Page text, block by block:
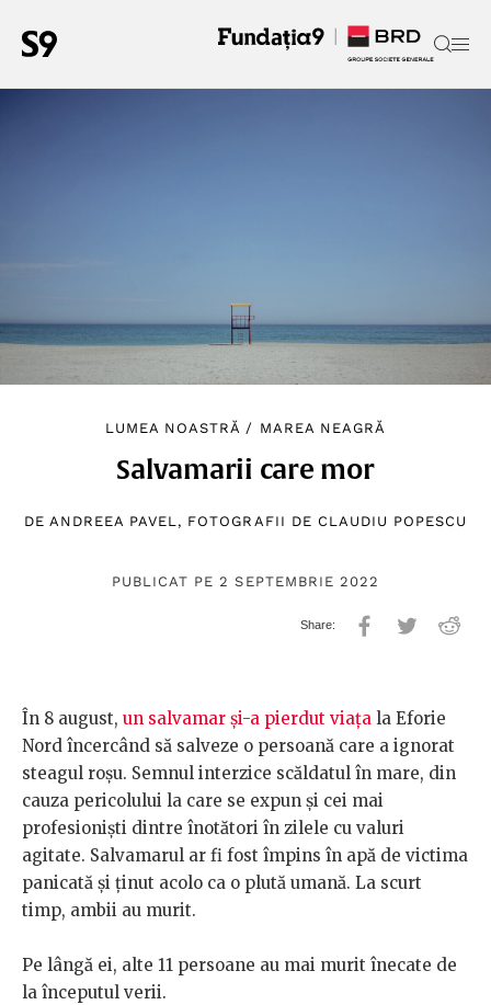
LUMEA NOASTRĂ / MAREA NEAGRĂ
Salvamarii care mor
DE ANDREEA PAVEL, FOTOGRAFII DE CLAUDIU POPESCU
PUBLICAT PE 2 SEPTEMBRIE 2022
În 8 august, un salvamar și-a pierdut viața la Eforie
Nord încercând să salveze o persoană care a ignorat
steagul roșu. Semnul interzice scăldatul în mare, din
cauza pericolului la care se expun și cei mai
profesioniști dintre înotători în zilele cu valuri
agitate. Salvamarul ar fi fost împins în apă de victima
panicată și ținut acolo ca o plută umană. La scurt
timp, ambii au murit.
Pe lângă ei, alte 11 persoane au mai murit înecate de
la începutul verii.